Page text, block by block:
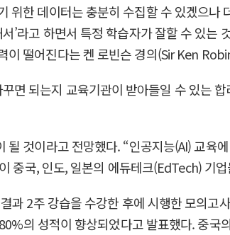
위한 데이터는 충분히 수집할 수 있겠으나
’라고 하면서 특정 학습자가 잘할 수 있는
떨어진다는 켄 로빈슨 경의(Sir Ken
면 되는지 교육기관이 받아들일 수 있는
것이라고 전망했다. “인공지능(AI) 교육
중국, 인도, 일본의 에듀테크(EdTech) 기
2주 강습을 수강한 후에 시행한 모의고
의 성적이 향상되었다고 발표했다. 중국